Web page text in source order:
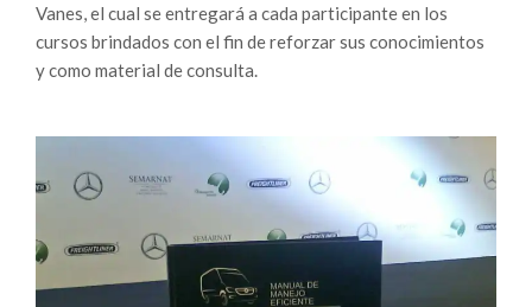
Vanes, el cual se entregará a cada participante en los
cursos brindados con el fin de reforzar sus conocimientos
y como material de consulta.